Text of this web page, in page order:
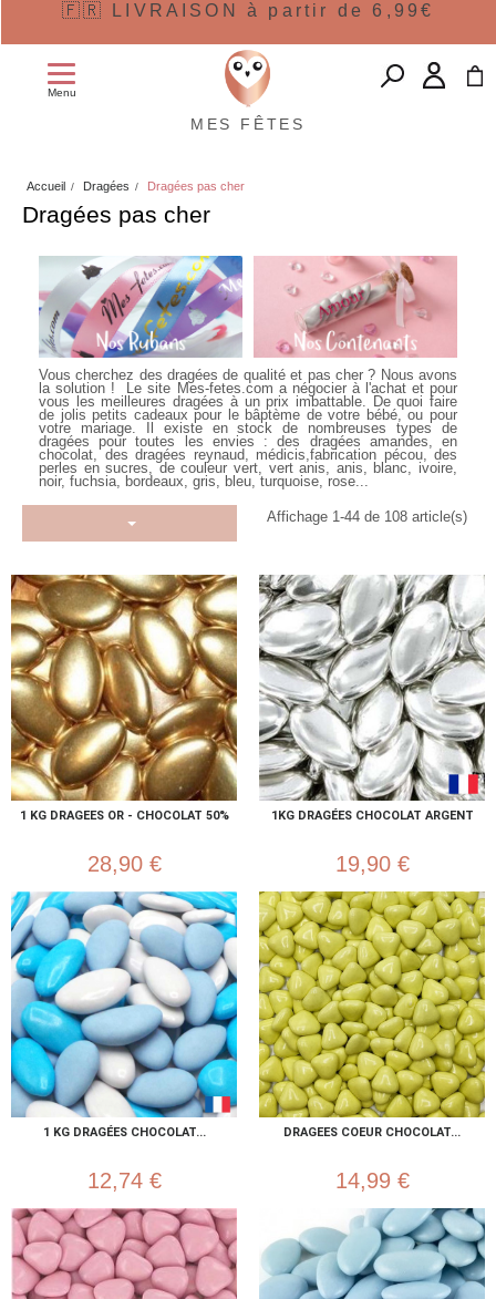
🇫🇷 LIVRAISON à partir de 6,99€
Menu
MES FÊTES
Accueil Dragées Dragées pas cher
Dragées pas cher
Vous cherchez des dragées de qualité et pas cher ? Nous avons
la solution ! Le site Mes-fetes.com a négocier à l'achat et pour
vous les meilleures dragées à un prix imbattable. De quoi faire
de jolis petits cadeaux pour le bâptème de votre bébé, ou pour
votre mariage. Il existe en stock de nombreuses types de
dragées pour toutes les envies : des dragées amandes, en
chocolat, des dragées reynaud, médicis,fabrication pécou, des
perles en sucres, de couleur vert, vert anis, anis, blanc, ivoire,
noir, fuchsia, bordeaux, gris, bleu, turquoise, rose...
Affichage 1-44 de 108 article(s)
1 KG DRAGEES OR - CHOCOLAT 50%
28,90 €
1KG DRAGÉES CHOCOLAT ARGENT
19,90 €
1 KG DRAGÉES CHOCOLAT...
12,74 €
DRAGEES COEUR CHOCOLAT...
14,99 €